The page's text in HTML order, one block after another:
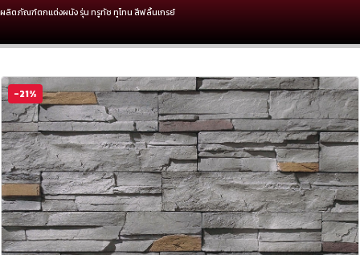
ผลิตภัณฑ์ตกแต่งผนัง รุ่น ทรูทัช ทูโทน สีฟลิ้นเกรย์
-21%